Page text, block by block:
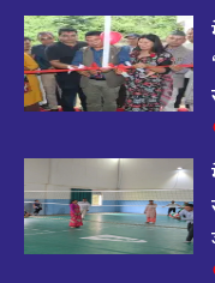
१४ आज २०८२
११ महिना अघि
१५
आजको
अगस्ट २०२५
११ महिना अघि
१६ आजको